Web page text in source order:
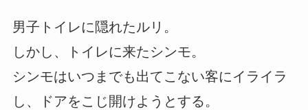
男子トイレに隠れたルリ。
しかし、トイレに来たシンモ。
シンモはいつまでも出てこない客にイライラ
し、ドアをこじ開けようとする。